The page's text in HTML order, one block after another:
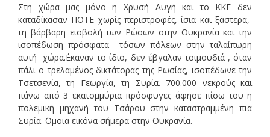
Στη χώρα μας μόνο η Χρυσή Αυγή και το ΚΚΕ δεν
καταδίκασαν ΠΟΤΕ χωρίς περιστροφές, ίσια και ξάστερα,
τη βάρβαρη εισβολή των Ρώσων στην Ουκρανία και την
ισοπέδωση πρόσφατα τόσων πόλεων στην ταλαίπωρη
αυτή χώρα.΄Εκαναν το ίδιο, δεν έβγαλαν τσιμουδιά , όταν
πάλι ο τρελαμένος δικτάτορας της Ρωσίας, ισοπέδωνε την
Τσετσενία, τη Γεωργία, τη Συρία. 700.000 νεκρούς και
πάνω από 3 εκατομμύρια πρόσφυγες άφησε πίσω του η
πολεμική μηχανή του Τσάρου στην καταστραμμένη πια
Συρία. ΄Ομοια εικόνα σήμερα στην Ουκρανία.